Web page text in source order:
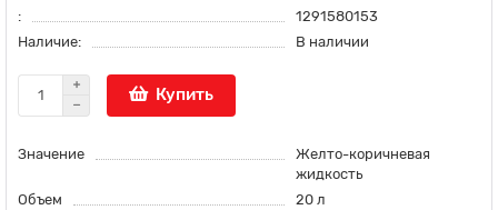
:
1291580153
Наличие:
В наличии
Купить
Значение
Желто-коричневая
жидкость
Объем
20 л